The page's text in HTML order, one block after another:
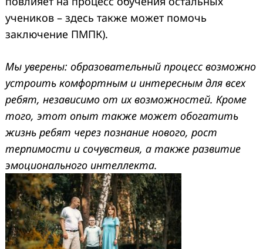
учеников – здесь также может помочь
заключение ПМПК).
Мы уверены: образовательный процесс возможно
устроить комфортным и интересным для всех
ребят, независимо от их возможностей. Кроме
того, этот опыт также может обогатить
жизнь ребят через познание нового, рост
терпимости и сочувствия, а также развитие
эмоционального интеллекта.